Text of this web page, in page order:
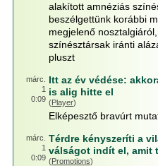
alakított amnéziás
beszélgettünk korábbi
megjelenő
színésztársak iránti
pluszt
márc.
1
0:09
Itt az év védése:
is alig hitte el
(Player)
Elképesztő bravúrt
márc.
1
0:09
Térdre kényszeríti a
válságot indít el, amit
(Promotions)